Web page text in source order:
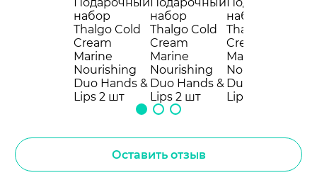
Оставить отзыв